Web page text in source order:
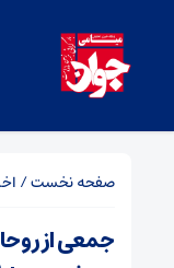
صفحه نخست/
جمعی از